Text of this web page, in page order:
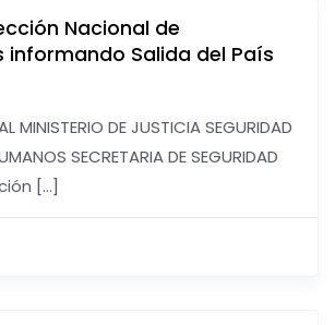
Nacional de
informando Salida del País
MINISTERIO DE JUSTICIA SEGURIDAD
SECRETARIA DE SEGURIDAD
[…]